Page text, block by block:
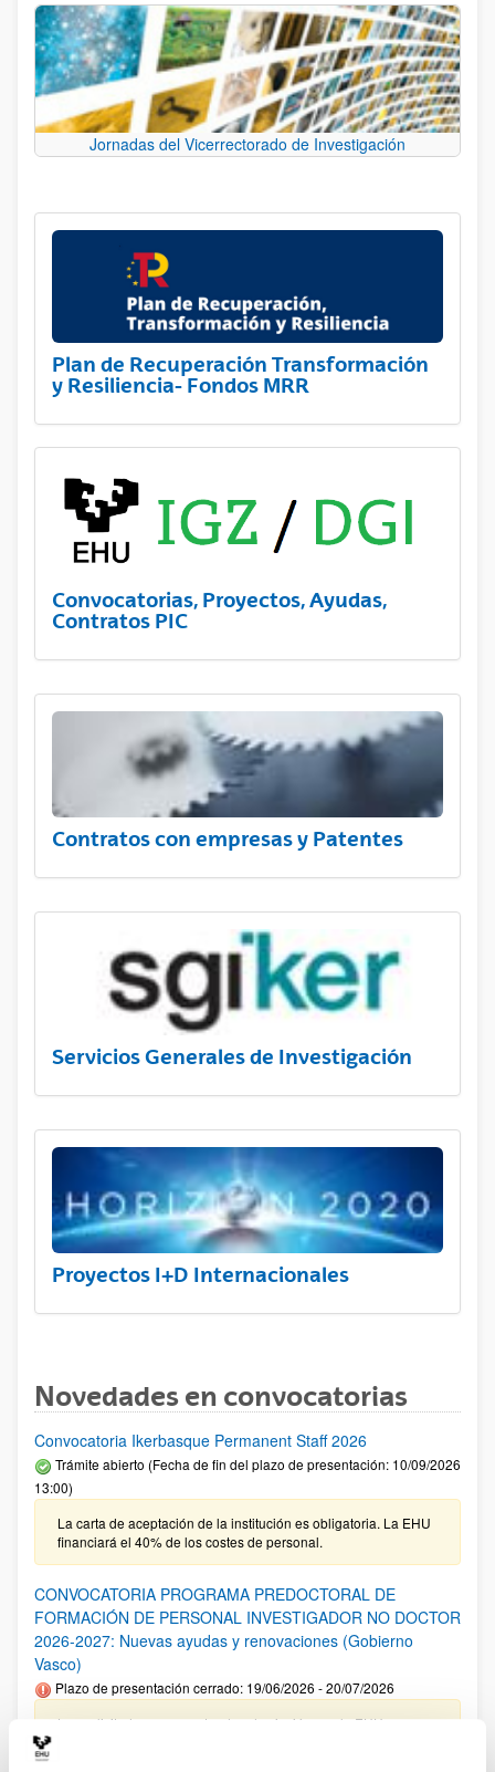
Jornadas del Vicerrectorado de Investigación
Plan de Recuperación Transformación
y Resiliencia- Fondos MRR
Convocatorias, Proyectos, Ayudas,
Contratos PIC
Contratos con empresas y Patentes
Servicios Generales de Investigación
Proyectos I+D Internacionales
Novedades en convocatorias
Convocatoria Ikerbasque Permanent Staff 2026
Trámite abierto (Fecha de fin del plazo de presentación: 10/09/2026
13:00)
La carta de aceptación de la institución es obligatoria. La EHU
financiará el 40% de los costes de personal.
CONVOCATORIA PROGRAMA PREDOCTORAL DE
FORMACIÓN DE PERSONAL INVESTIGADOR NO DOCTOR
2026-2027: Nuevas ayudas y renovaciones (Gobierno
Vasco)
Plazo de presentación cerrado: 19/06/2026 - 20/07/2026
Las solicitudes cuyo centro de adscripción sea la EHU no